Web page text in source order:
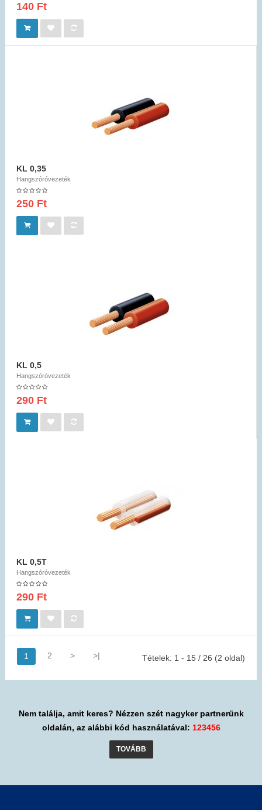
140 Ft
KL 0,35
Hangszóróvezeték
250 Ft
KL 0,5
Hangszóróvezeték
290 Ft
KL 0,5T
Hangszóróvezeték
290 Ft
1 2 > >| Tételek: 1 - 15 / 26 (2 oldal)
Nem találja, amit keres? Nézzen szét nagyker partnerünk
oldalán, az alábbi kód használatával: 123456
TOVÁBB